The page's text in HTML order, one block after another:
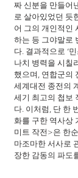
짜 신분을 만들어
로 살아있었던 듯
어 그의 개인적인
하는 등 그야말로
다. 결과적으로 ‘
나치 병력을 시칠
했으며, 연합군의
세계대전 종전의
세기 최고의 첩보
다. 이처럼, 단 한
화를 구한 역사상
미트 작전>은 한
마조마한 서사로
장한 감동의 파도